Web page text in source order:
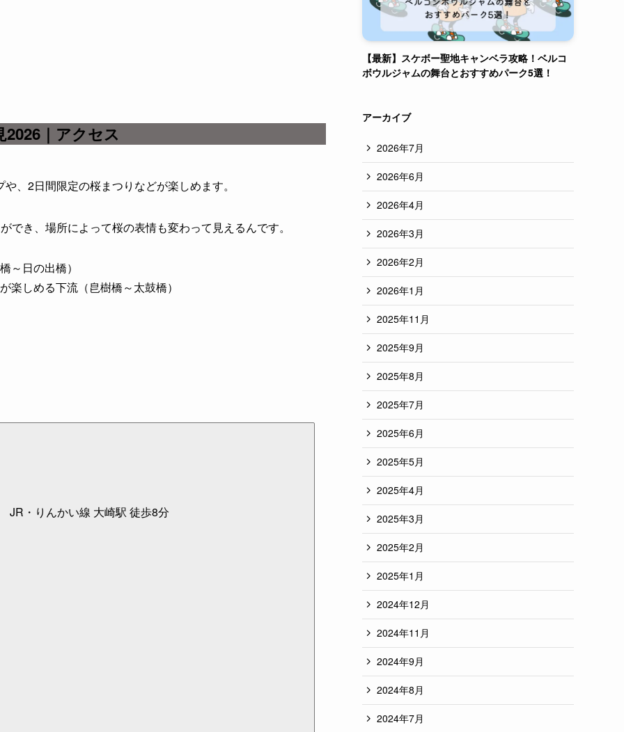
｜アクセス
、2日間限定の桜まつりなどが楽しめます。
き、場所によって桜の表情も変わって見えるんです。
～日の出橋）
楽しめる下流（皀樹橋～太鼓橋）
・りんかい線 大崎駅 徒歩8分
【最新】スケボー聖地キャンベラ攻略！ベルコ
ボウルジャムの舞台とおすすめパーク5選！
アーカイブ
2026年7月
2026年6月
2026年4月
2026年3月
2026年2月
2026年1月
2025年11月
2025年9月
2025年8月
2025年7月
2025年6月
2025年5月
2025年4月
2025年3月
2025年2月
2025年1月
2024年12月
2024年11月
2024年9月
2024年8月
2024年7月